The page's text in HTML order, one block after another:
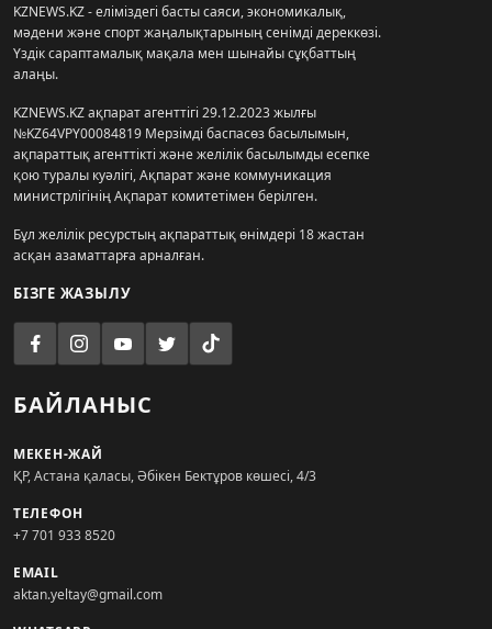
KZNEWS.KZ - еліміздегі басты саяси, экономикалық,
мәдени және спорт жаңалықтарының сенімді дереккөзі.
Үздік сараптамалық мақала мен шынайы сұқбаттың
алаңы.
KZNEWS.KZ ақпарат агенттігі 29.12.2023 жылғы
№KZ64VPY00084819 Мерзімді баспасөз басылымын,
ақпараттық агенттікті және желілік басылымды есепке
қою туралы куәлігі, Ақпарат және коммуникация
министрлігінің Ақпарат комитетімен берілген.
Бұл желілік ресурстың ақпараттық өнімдері 18 жастан
асқан азаматтарға арналған.
БІЗГЕ ЖАЗЫЛУ
БАЙЛАНЫС
МЕКЕН-ЖАЙ
ҚР, Астана қаласы, Әбікен Бектұров көшесі, 4/3
ТЕЛЕФОН
+7 701 933 8520
EMAIL
aktan.yeltay@gmail.com